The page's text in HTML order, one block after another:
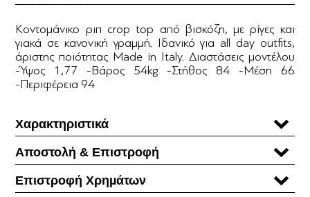
Κοντομάνικο ριπ crop top από βισκόζη, με ρίγες και
γιακά σε κανονική γραμμή. Ιδανικό για all day outfits,
άριστης ποιότητας Made in Italy. Διαστάσεις μοντέλου
-Ύψος 1,77 -Βάρος 54kg -Στήθος 84 -Μέση 66
-Περιφέρεια 94
Χαρακτηριστικά
Αποστολή & Επιστροφή
Επιστροφή Χρηµάτων